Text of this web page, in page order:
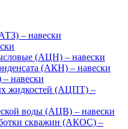
– навески
(АЦН) – навески
(АКН) – навески
навески
жидкостей (АЦПТ) –
воды (АЦВ) – навески
скважин (АКОС) –